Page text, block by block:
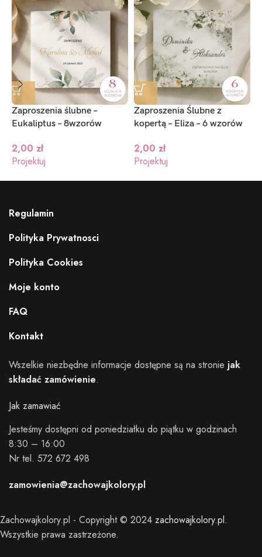
Zaproszenia ślubne –
Eukaliptus – 8wzorów
2,00 zł
Projektuj
Zaproszenia Ślubne z
kopertą – Eliza – 6 wzorów
2,00 zł
Projektuj
Regulamin
Polityka Prywatnosci
Polityka Cookies
Moje konto
FAQ
Kontakt
Wszelkie niezbędne informacje dostępne są na stronie jak
składać zamówienie.
Jak zamawiać
Jesteśmy dostępni od poniedziałku do piątku w godzinach
8:30 – 16:00
Nr tel. 572 672 498
zamowienia@zachowajkolory.pl
Zachowajkolory.pl - Copyright © 2024 zachowajkolory.pl.
Wszystkie prawa zastrzeżone.